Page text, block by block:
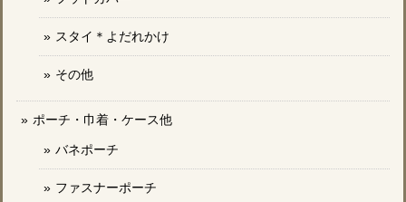
スタイ＊よだれかけ
その他
ポーチ・巾着・ケース他
バネポーチ
ファスナーポーチ